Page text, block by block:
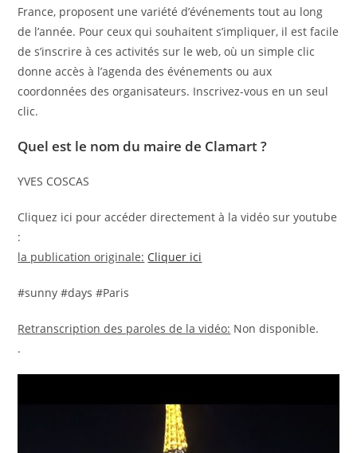
France, proposent une variété d’événements tout au long
de l’année. Pour ceux qui souhaitent s’impliquer, il est facile
de s’inscrire à ces activités sur le web, où un simple clic
donne accès à l’agenda des événements ou aux
coordonnées des organisateurs. Inscrivez-vous en un seul
clic.
Quel est le nom du maire de Clamart ?
YVES COSCAS
Cliquez ici pour accéder directement à la vidéo sur youtube
:
la publication originale: Cliquer ici
#sunny #days #Paris
Retranscription des paroles de la vidéo: Non disponible.
.